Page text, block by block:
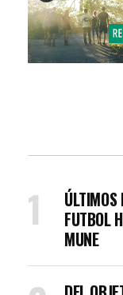
FUTBOL
MUNE